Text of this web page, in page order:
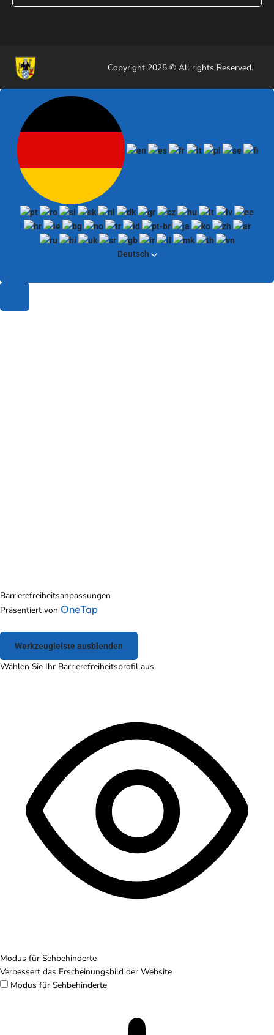
Copyright 2025 © All rights Reserved.
Deutsch
Barrierefreiheitsanpassungen
Präsentiert von OneTap
Werkzeugleiste ausblenden
Wählen Sie Ihr Barrierefreiheitsprofil aus
Modus für Sehbehinderte
Verbessert das Erscheinungsbild der Website
Modus für Sehbehinderte